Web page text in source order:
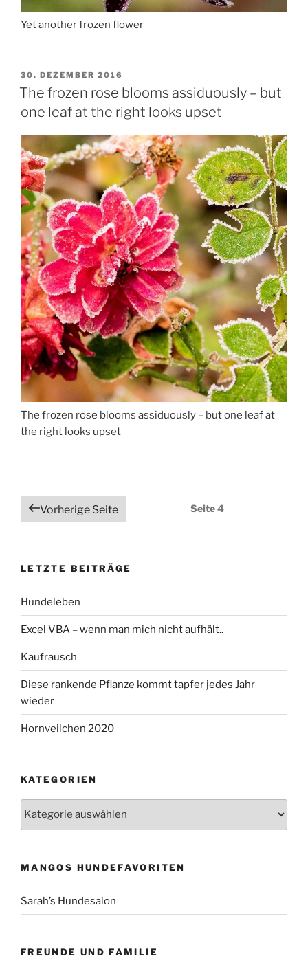
Yet another frozen flower ️
VERÖFFENTLICHT
AM
30. DEZEMBER 2016
The frozen rose blooms assiduously – but
one leaf at the right looks upset
The frozen rose blooms assiduously – but one leaf at
the right looks upset
Beitragsnavigation
Vorherige Seite Seite4
LETZTE BEITRÄGE
Hundeleben
Excel VBA – wenn man mich nicht aufhält..
Kaufrausch
Diese rankende Pflanze kommt tapfer jedes Jahr
wieder
Hornveilchen 2020
KATEGORIEN
Kategorien
MANGOS HUNDEFAVORITEN
Sarah’s Hundesalon
FREUNDE UND FAMILIE